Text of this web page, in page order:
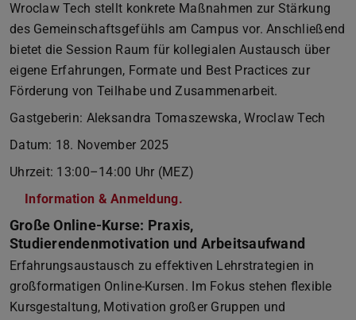
Wroclaw Tech stellt konkrete Maßnahmen zur Stärkung
des Gemeinschaftsgefühls am Campus vor. Anschließend
bietet die Session Raum für kollegialen Austausch über
eigene Erfahrungen, Formate und Best Practices zur
Förderung von Teilhabe und Zusammenarbeit.
Gastgeberin: Aleksandra Tomaszewska, Wroclaw Tech
Datum: 18. November 2025
Uhrzeit: 13:00–14:00 Uhr (MEZ)
Information & Anmeldung.
Große Online-Kurse: Praxis,
Studierendenmotivation und Arbeitsaufwand
Erfahrungsaustausch zu effektiven Lehrstrategien in
großformatigen Online-Kursen. Im Fokus stehen flexible
Kursgestaltung, Motivation großer Gruppen und